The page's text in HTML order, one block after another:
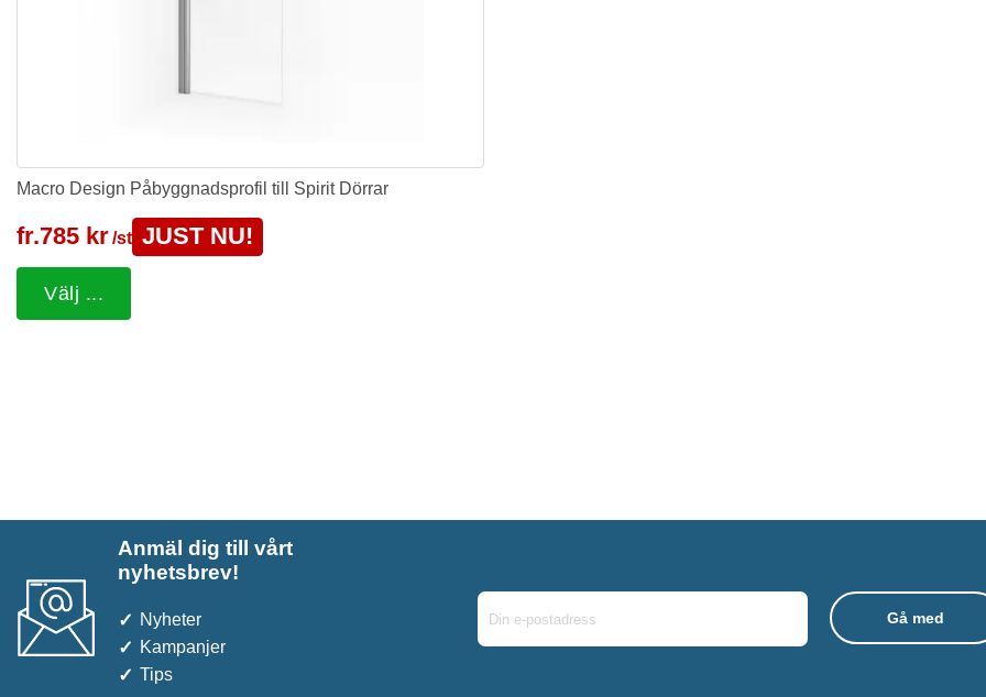
Macro Design Påbyggnadsprofil till Spirit Dörrar
fr.785 kr/st JUST NU!
Välj ...
Anmäl dig till vårt
nyhetsbrev!
Nyheter
Kampanjer
Tips